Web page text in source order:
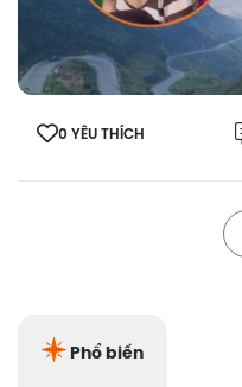
0 YÊU THÍCH
Phổ biến